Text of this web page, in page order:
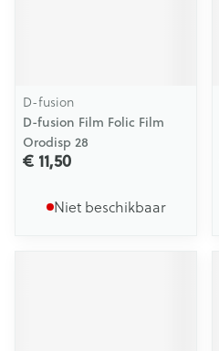
D-fusion
D-fusion Film Folic Film
Orodisp 28
€ 11,50
Niet beschikbaar